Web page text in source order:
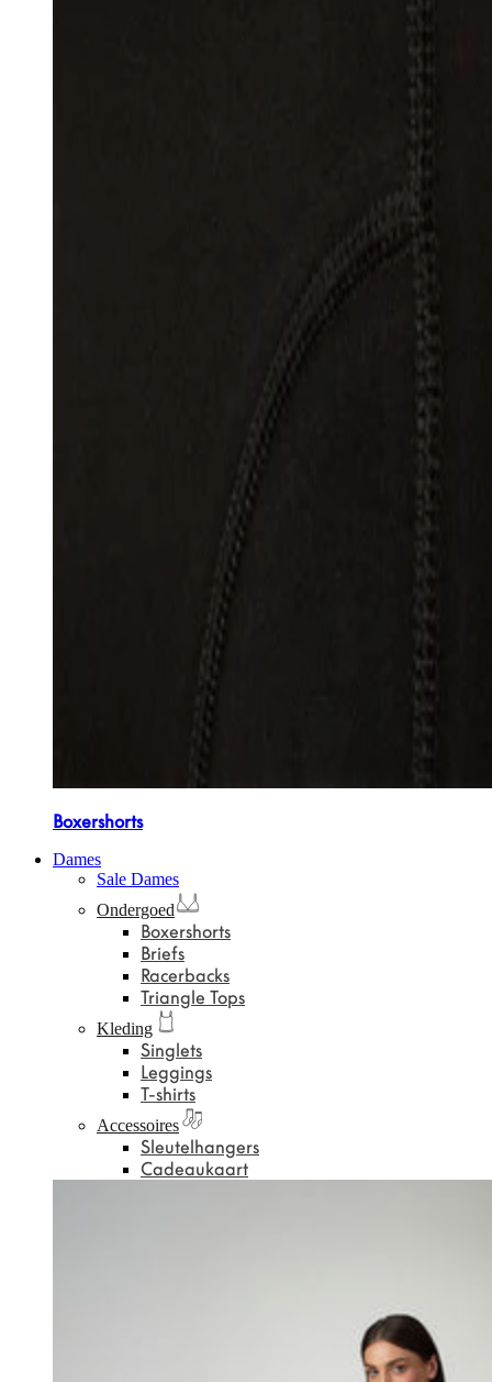
Boxershorts
Dames
Sale Dames
Ondergoed
Boxershorts
Briefs
Racerbacks
Triangle Tops
Kleding
Singlets
Leggings
T-shirts
Accessoires
Sleutelhangers
Cadeaukaart